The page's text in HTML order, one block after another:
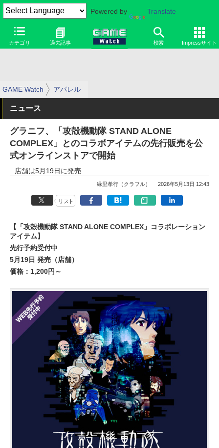
Powered by Translate
カテゴリ 過去記事 検索 Impressサイト
GAME Watch アパレル
ニュース
グラニフ、「攻殻機動隊 STAND ALONE
COMPLEX」とのコラボアイテムの先行販売を公
式オンラインストアで開始
店舗は5月19日に発売
緑里孝行（クラフル） 2026年5月13日 12:43
リスト
【「攻殻機動隊 STAND ALONE COMPLEX」コラボレーション
アイテム】
先行予約受付中
5月19日 発売（店舗）
価格：1,200円～